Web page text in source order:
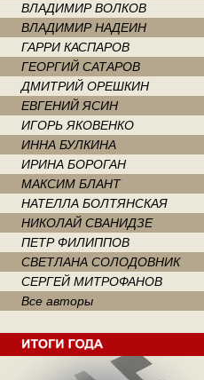
ВЛАДИМИР ВОЛКОВ
ВЛАДИМИР НАДЕИН
ГАРРИ КАСПАРОВ
ГЕОРГИЙ САТАРОВ
ДМИТРИЙ ОРЕШКИН
ЕВГЕНИЙ ЯСИН
ИГОРЬ ЯКОВЕНКО
ИННА БУЛКИНА
ИРИНА БОРОГАН
МАКСИМ БЛАНТ
НАТЕЛЛА БОЛТЯНСКАЯ
НИКОЛАЙ СВАНИДЗЕ
ПЕТР ФИЛИППОВ
СВЕТЛАНА СОЛОДОВНИК
СЕРГЕЙ МИТРОФАНОВ
Все авторы